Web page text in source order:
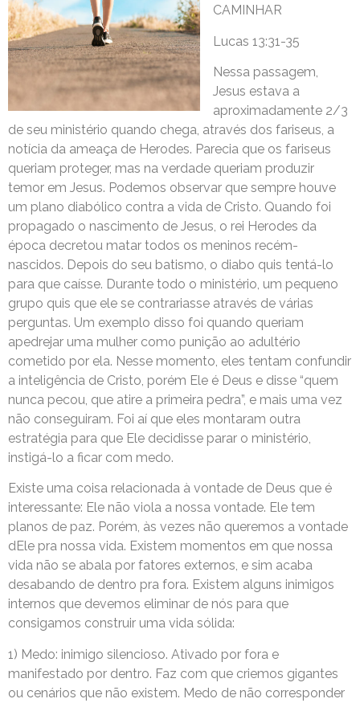
CAMINHAR
Lucas 13:31-35
Nessa passagem,
Jesus estava a
aproximadamente 2/3
de seu ministério quando chega, através dos fariseus, a
notícia da ameaça de Herodes. Parecia que os fariseus
queriam proteger, mas na verdade queriam produzir
temor em Jesus. Podemos observar que sempre houve
um plano diabólico contra a vida de Cristo. Quando foi
propagado o nascimento de Jesus, o rei Herodes da
época decretou matar todos os meninos recém-
nascidos. Depois do seu batismo, o diabo quis tentá-lo
para que caísse. Durante todo o ministério, um pequeno
grupo quis que ele se contrariasse através de várias
perguntas. Um exemplo disso foi quando queriam
apedrejar uma mulher como punição ao adultério
cometido por ela. Nesse momento, eles tentam confundir
a inteligência de Cristo, porém Ele é Deus e disse “quem
nunca pecou, que atire a primeira pedra”, e mais uma vez
não conseguiram. Foi aí que eles montaram outra
estratégia para que Ele decidisse parar o ministério,
instigá-lo a ficar com medo.
Existe uma coisa relacionada à vontade de Deus que é
interessante: Ele não viola a nossa vontade. Ele tem
planos de paz. Porém, às vezes não queremos a vontade
dEle pra nossa vida. Existem momentos em que nossa
vida não se abala por fatores externos, e sim acaba
desabando de dentro pra fora. Existem alguns inimigos
internos que devemos eliminar de nós para que
consigamos construir uma vida sólida:
1) Medo: inimigo silencioso. Ativado por fora e
manifestado por dentro. Faz com que criemos gigantes
ou cenários que não existem. Medo de não corresponder